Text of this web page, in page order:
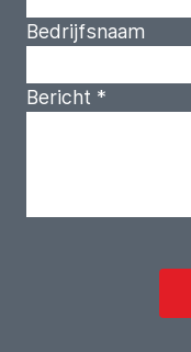
Bedrijfsnaam
Bericht *